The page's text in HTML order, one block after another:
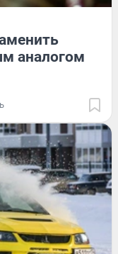
аналогом